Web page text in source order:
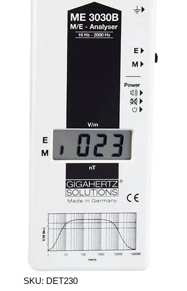
SKU: DET230